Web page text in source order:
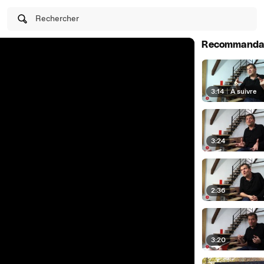
Rechercher
3:14 | À suivre
3:24
2:36
3:20